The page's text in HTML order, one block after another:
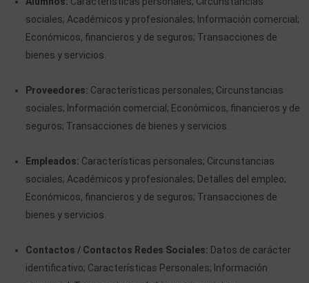
sociales; Académicos y profesionales; Información comercial;
Económicos, financieros y de seguros; Transacciones de
bienes y servicios.
Proveedores: Características personales; Circunstancias
sociales; Información comercial; Económicos, financieros y de
seguros; Transacciones de bienes y servicios.
Empleados: Características personales; Circunstancias
sociales; Académicos y profesionales; Detalles del empleo;
Económicos, financieros y de seguros; Transacciones de
bienes y servicios.
Contactos / Contactos Redes Sociales: Datos de carácter
identificativo; Características Personales; Información